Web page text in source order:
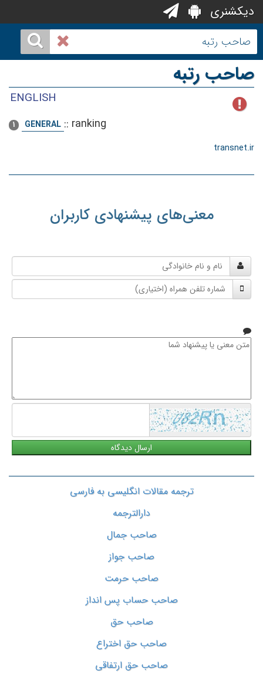
دیکشنری
صاحب رتبه
ENGLISH
1 GENERAL :: ranking
transnet.ir
معنی‌های پیشنهادی کاربران
و
نام
خانوادگی
شماره
تلفن
متن
ترجمه مقالات انگلیسی به فارسی
دارالترجمه
صاحب جمال
صاحب جواز
صاحب حرمت
صاحب حساب پس انداز
صاحب حق
صاحب حق اختراع
صاحب حق ارتفاقی